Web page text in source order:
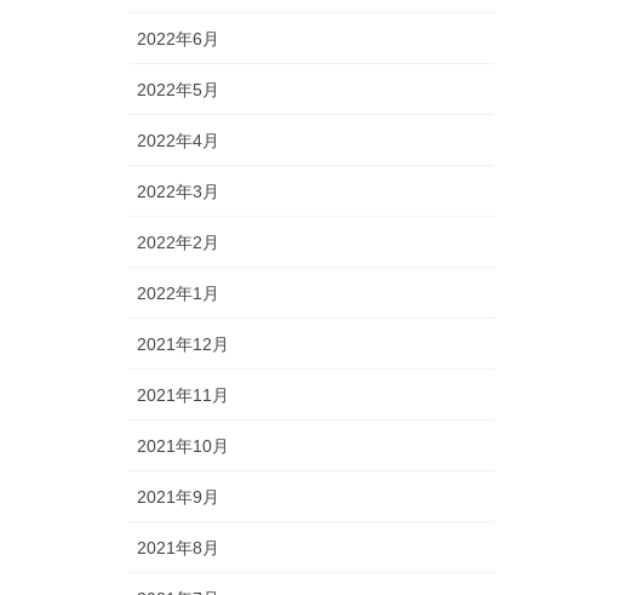
2022年6月
2022年5月
2022年4月
2022年3月
2022年2月
2022年1月
2021年12月
2021年11月
2021年10月
2021年9月
2021年8月